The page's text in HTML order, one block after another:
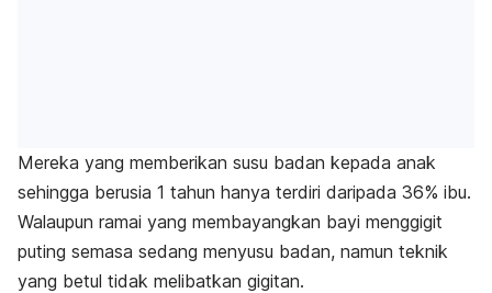
Mereka yang memberikan susu badan kepada anak
sehingga berusia 1 tahun hanya terdiri daripada 36% ibu.
Walaupun ramai yang membayangkan bayi menggigit
puting semasa sedang menyusu badan, namun teknik
yang betul tidak melibatkan gigitan.